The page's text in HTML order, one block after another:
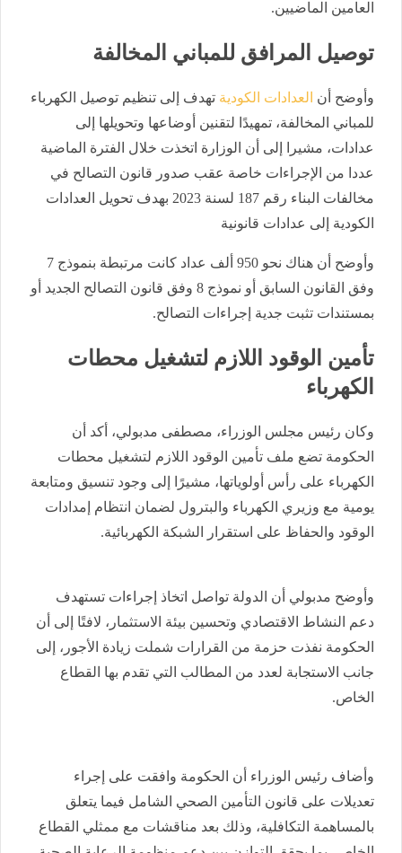
العامين الماضيين.
توصيل المرافق للمباني المخالفة
وأوضح أن العدادات الكودية تهدف إلى تنظيم توصيل الكهرباء
للمباني المخالفة، تمهيدًا لتقنين أوضاعها وتحويلها إلى
عدادات، مشيرا إلى أن الوزارة اتخذت خلال الفترة الماضية
عددا من الإجراءات خاصة عقب صدور قانون التصالح في
مخالفات البناء رقم 187 لسنة 2023 بهدف تحويل العدادات
الكودية إلى عدادات قانونية
وأوضح أن هناك نحو 950 ألف عداد كانت مرتبطة بنموذج 7
وفق القانون السابق أو نموذج 8 وفق قانون التصالح الجديد أو
بمستندات تثبت جدية إجراءات التصالح.
تأمين الوقود اللازم لتشغيل محطات
الكهرباء
وكان رئيس مجلس الوزراء، مصطفى مدبولي، أكد أن
الحكومة تضع ملف تأمين الوقود اللازم لتشغيل محطات
الكهرباء على رأس أولوياتها، مشيرًا إلى وجود تنسيق ومتابعة
يومية مع وزيري الكهرباء والبترول لضمان انتظام إمدادات
الوقود والحفاظ على استقرار الشبكة الكهربائية.
وأوضح مدبولي أن الدولة تواصل اتخاذ إجراءات تستهدف
دعم النشاط الاقتصادي وتحسين بيئة الاستثمار، لافتًا إلى أن
الحكومة نفذت حزمة من القرارات شملت زيادة الأجور، إلى
جانب الاستجابة لعدد من المطالب التي تقدم بها القطاع
الخاص.
وأضاف رئيس الوزراء أن الحكومة وافقت على إجراء
تعديلات على قانون التأمين الصحي الشامل فيما يتعلق
بالمساهمة التكافلية، وذلك بعد مناقشات مع ممثلي القطاع